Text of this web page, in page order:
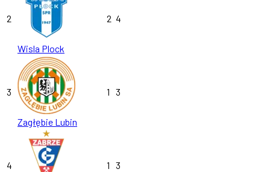
2
Wisla Plock
2 4
3
Zagłębie Lubin
1 3
4 1 3